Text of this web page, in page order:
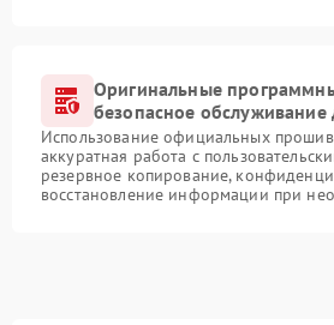
Оригинальные
безопасное
Использование официальных
аккуратная работа с
резервное копирование,
восстановление информации при